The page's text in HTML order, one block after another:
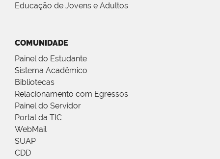
Educação de Jovens e Adultos
COMUNIDADE
Painel do Estudante
Sistema Acadêmico
Bibliotecas
Relacionamento com Egressos
Painel do Servidor
Portal da TIC
WebMail
SUAP
CDD